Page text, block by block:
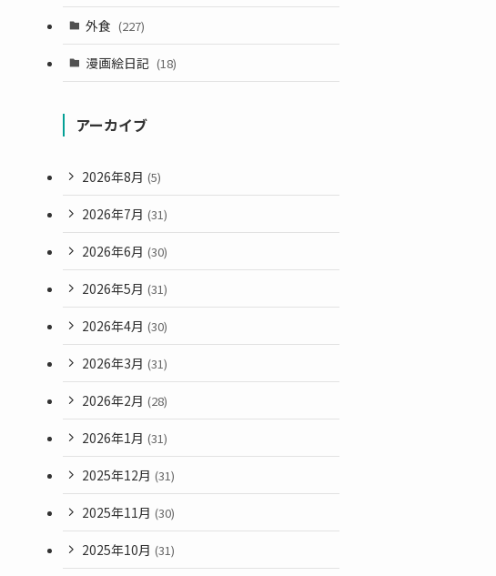
外食 (227)
漫画絵日記 (18)
アーカイブ
2026年8月 (5)
2026年7月 (31)
2026年6月 (30)
2026年5月 (31)
2026年4月 (30)
2026年3月 (31)
2026年2月 (28)
2026年1月 (31)
2025年12月 (31)
2025年11月 (30)
2025年10月 (31)